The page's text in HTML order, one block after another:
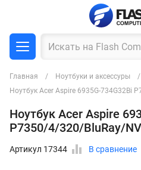
Главная Ноутбуки и аксессуры
Ноутбук Acer Aspire
P7350/4/320/BluRay/
Артикул 17344 В сравнение